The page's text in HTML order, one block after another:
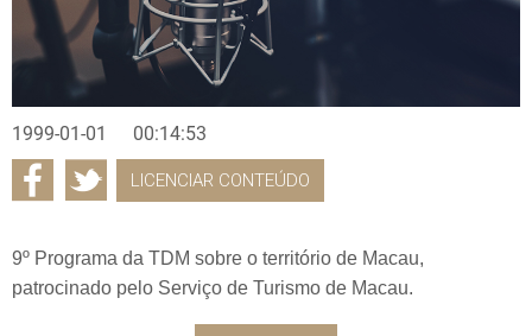
1999-01-01 00:14:53
LICENCIAR CONTEÚDO
9º Programa da TDM sobre o território de Macau,
patrocinado pelo Serviço de Turismo de Macau.